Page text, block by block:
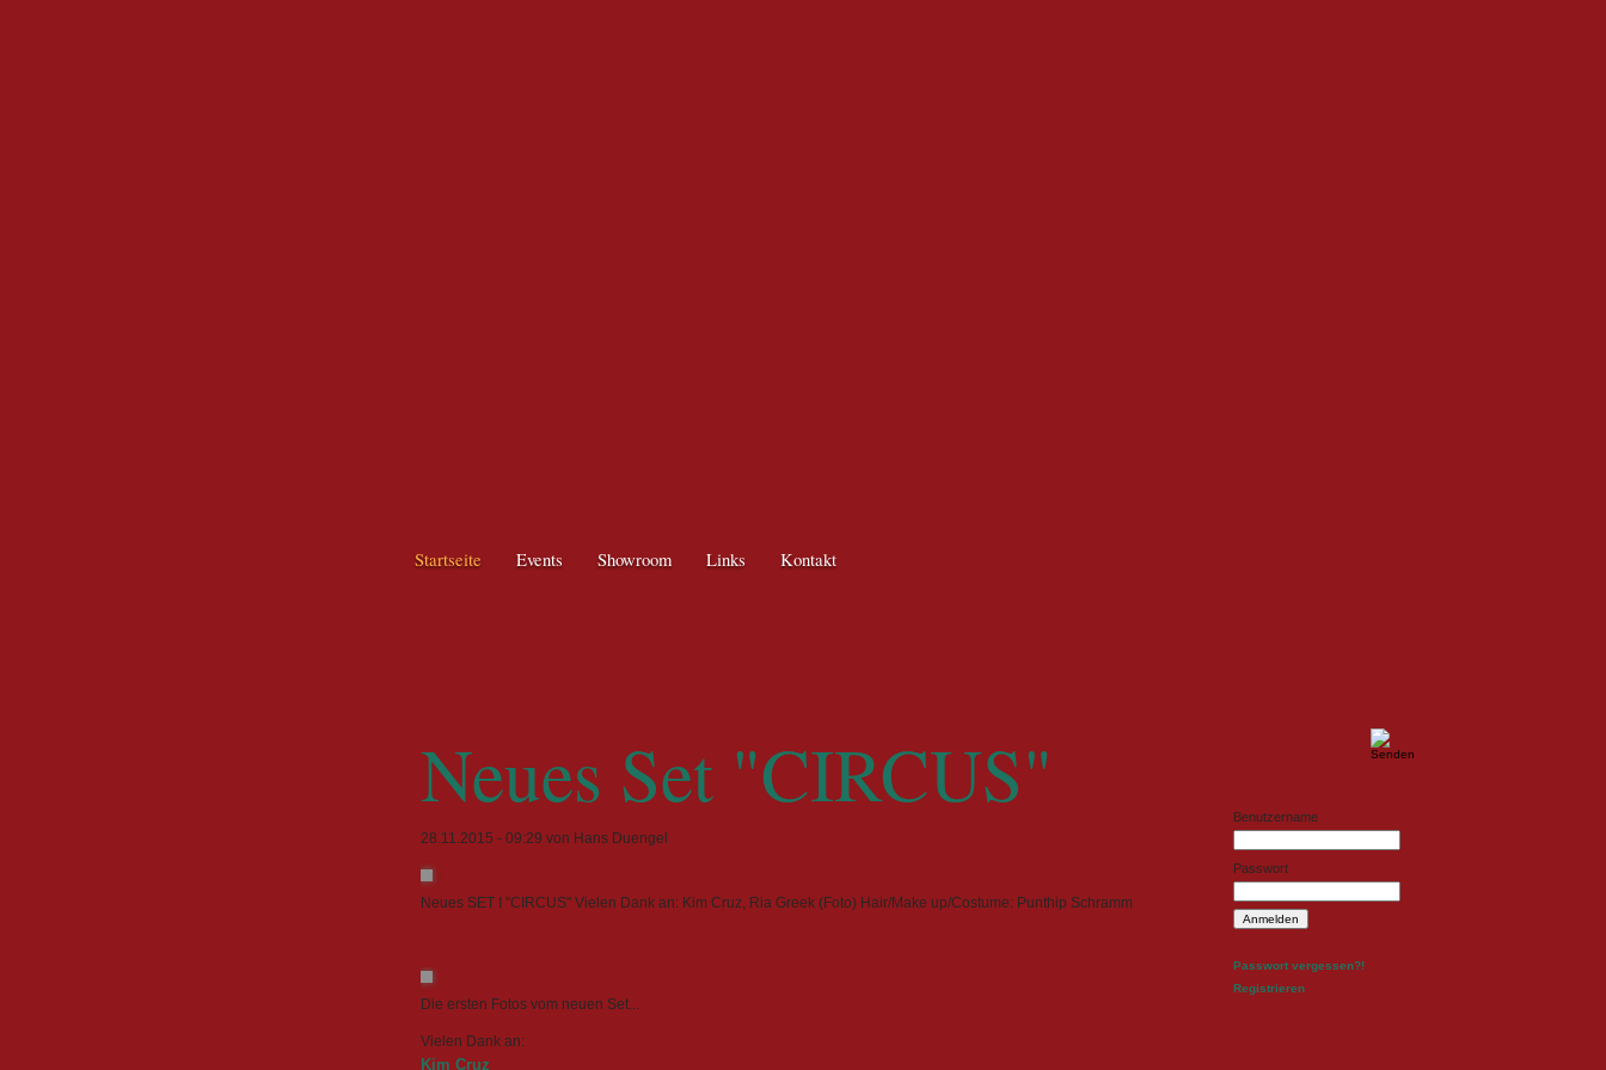
Navigation
überspringen
Startseite Events Showroom Links
Kontakt
Neues Set "CIRCUS"
28.11.2015 - 09:29 von Hans Duengel
Neues SET I "CIRCUS" Vielen Dank an: Kim Cruz, Ria Greek (Foto) Hair/Make up/Costume: Punthip Schramm
Die ersten Fotos vom neuen Set...
Vielen Dank an:
Kim Cruz
Benutzername
Passwort
Passwort vergessen?!
Registrieren